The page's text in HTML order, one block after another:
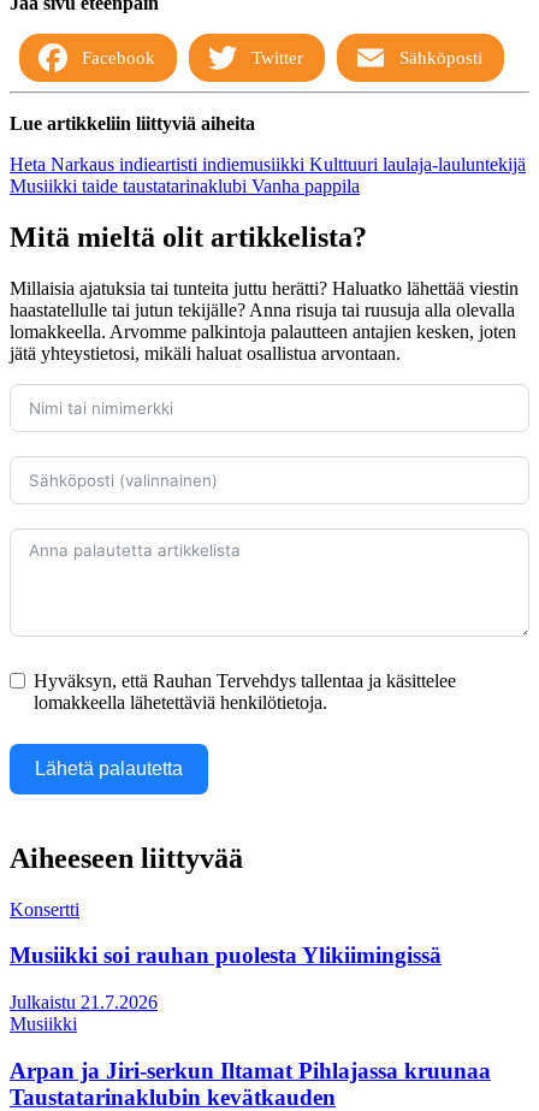
Facebook Twitter Sähköposti
Lue artikkeliin liittyviä aiheita
Heta Narkaus indieartisti indiemusiikki Kulttuuri laulaja-lauluntekijä
Musiikki taide taustatarinaklubi Vanha pappila
Mitä mieltä olit artikkelista?
Millaisia ajatuksia tai tunteita juttu herätti? Haluatko lähettää viestin
haastatellulle tai jutun tekijälle? Anna risuja tai ruusuja alla olevalla
lomakkeella. Arvomme palkintoja palautteen antajien kesken, joten
jätä yhteystietosi, mikäli haluat osallistua arvontaan.
Hyväksyn, että Rauhan Tervehdys tallentaa ja käsittelee
lomakkeella lähetettäviä henkilötietoja.
Lähetä palautetta
Aiheeseen liittyvää
Konsertti
Musiikki soi rauhan puolesta Ylikiimingissä
Julkaistu 21.7.2026
Musiikki
Arpan ja Jiri-serkun Iltamat Pihlajassa kruunaa
Taustatarinaklubin kevätkauden